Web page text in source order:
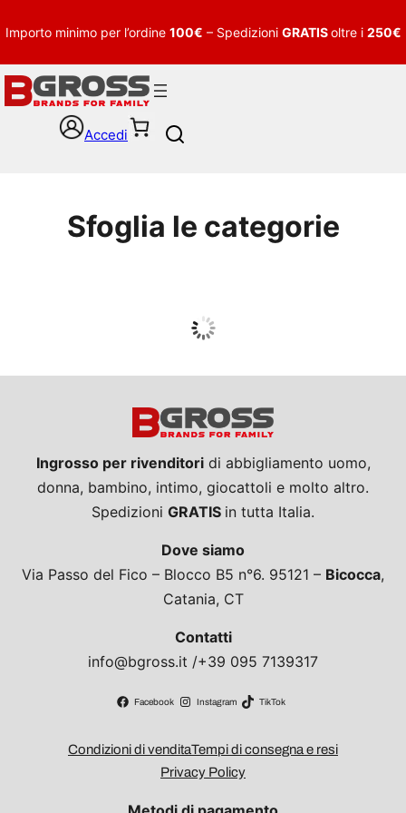
Importo minimo per l’ordine 100€ – Spedizioni GRATISoltre i 250€
Accedi
h
Sfoglia le categorie
Guarda tutto
Ingrosso per rivenditoridi abbigliamento uomo,
donna, bambino, intimo, giocattoli e molto altro.
Spedizioni GRATIS in tutta Italia.
Dove siamo
Via Passo del Fico – Blocco B5 n°6. 95121 – Bicocca,
Catania, CT
Contatti
info@bgross.it /+39 095 7139317
Facebook Instagram TikTok
Condizioni di venditaTempi di consegna e resi
Privacy Policy